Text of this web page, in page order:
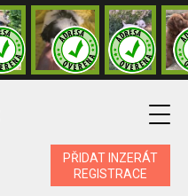
PŘIDAT INZERÁT
REGISTRACE